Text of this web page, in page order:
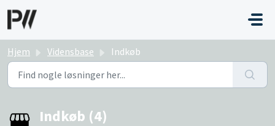
Hjem Vidensbase Indkøb
Indkøb (4)